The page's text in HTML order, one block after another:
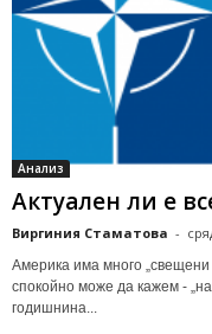
Анализ
Актуален ли е
Виргиния Стаматова -
Америка има много
спокойно може да кажем -
годишнина...